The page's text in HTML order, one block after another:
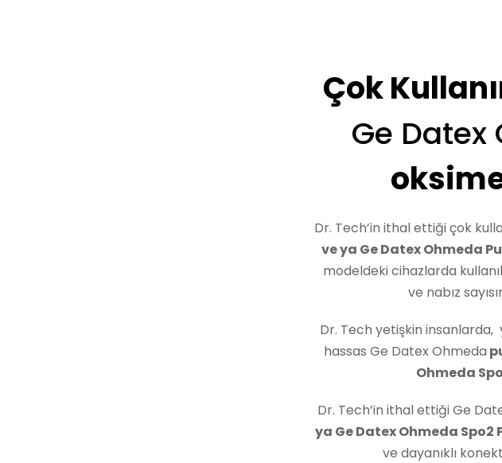
Çok
Ge Datex
Dr. Tech’in ithal ettiği çok
ve ya Ge Datex Ohmeda
modeldeki cihazlarda
ve nabız
Dr. Tech yetişkin
hassas Ge Datex Ohmeda
Ohmeda
Dr. Tech’in ithal ettiği Ge
ya Ge Datex Ohmeda Spo2
ve dayanıklı